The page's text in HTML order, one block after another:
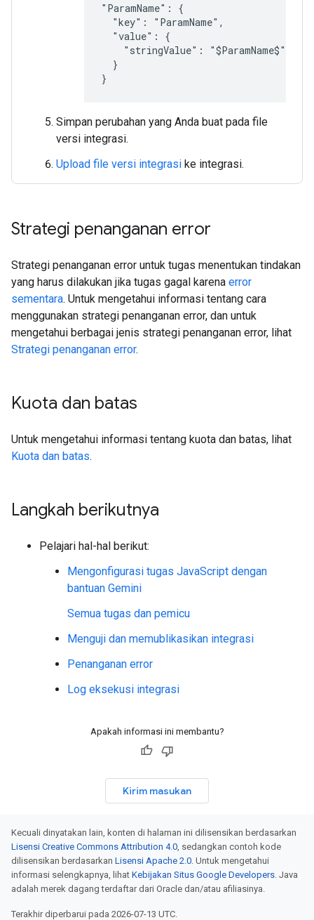
"ParamName": {
  "key": "ParamName",
  "value": {
    "stringValue": "$ParamName$"
  }
Simpan perubahan yang Anda buat pada file
versi integrasi.
Upload file versi integrasi ke integrasi.
Strategi penanganan error
Strategi penanganan error untuk tugas menentukan tindakan
yang harus dilakukan jika tugas gagal karena error
sementara. Untuk mengetahui informasi tentang cara
menggunakan strategi penanganan error, dan untuk
mengetahui berbagai jenis strategi penanganan error, lihat
Strategi penanganan error.
Kuota dan batas
Untuk mengetahui informasi tentang kuota dan batas, lihat
Kuota dan batas.
Langkah berikutnya
Pelajari hal-hal berikut:
Mengonfigurasi tugas JavaScript dengan
bantuan Gemini
Semua tugas dan pemicu
Menguji dan memublikasikan integrasi
Penanganan error
Log eksekusi integrasi
Apakah informasi ini membantu?
Kirim masukan
Kecuali dinyatakan lain, konten di halaman ini dilisensikan berdasarkan
Lisensi Creative Commons Attribution 4.0 , sedangkan contoh kode
dilisensikan berdasarkan Lisensi Apache 2.0 . Untuk mengetahui
informasi selengkapnya, lihat Kebijakan Situs Google Developers . Java
adalah merek dagang terdaftar dari Oracle dan/atau afiliasinya.
Terakhir diperbarui pada 2026-07-13 UTC.